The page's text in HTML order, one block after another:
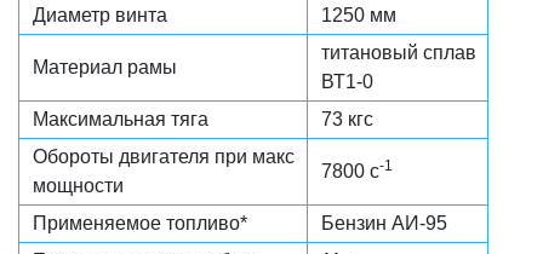
Диаметр винта 1250 мм
Материал рамы
титановый сплав
ВТ1-0
Максимальная тяга
73 кгс
Обороты двигателя при макс
мощности
7800 с-1
Применяемое топливо*
Бензин АИ-95